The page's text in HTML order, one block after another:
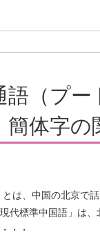
語（プ
簡体字の
は、中国の北京で
代標準中国語」は
・・